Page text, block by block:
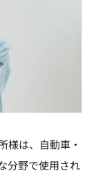
様は、自動車・
分野で使用され